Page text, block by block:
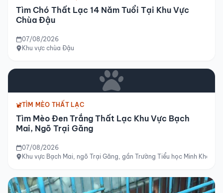
Tìm Chó Thất Lạc 14 Năm Tuổi Tại Khu Vực
Chùa Đậu
07/08/2026
Khu vực chùa Đậu
TÌM MÈO THẤT LẠC
Tìm Mèo Đen Trắng Thất Lạc Khu Vực Bạch
Mai, Ngõ Trại Găng
07/08/2026
Khu vực Bạch Mai, ngõ Trại Găng, gần Trường Tiểu học Minh Khai